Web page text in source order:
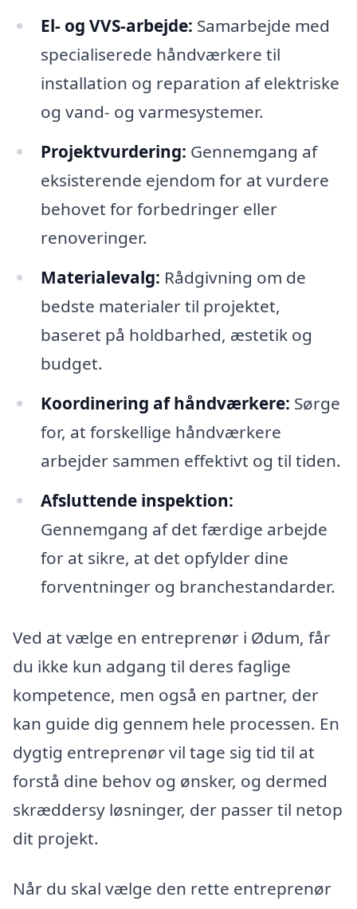
El- og VVS-arbejde: Samarbejde med
specialiserede håndværkere til
installation og reparation af elektriske
og vand- og varmesystemer.
Projektvurdering: Gennemgang af
eksisterende ejendom for at vurdere
behovet for forbedringer eller
renoveringer.
Materialevalg: Rådgivning om de
bedste materialer til projektet,
baseret på holdbarhed, æstetik og
budget.
Koordinering af håndværkere: Sørge
for, at forskellige håndværkere
arbejder sammen effektivt og til tiden.
Afsluttende inspektion:
Gennemgang af det færdige arbejde
for at sikre, at det opfylder dine
forventninger og branchestandarder.
Ved at vælge en entreprenør i Ødum, får
du ikke kun adgang til deres faglige
kompetence, men også en partner, der
kan guide dig gennem hele processen. En
dygtig entreprenør vil tage sig tid til at
forstå dine behov og ønsker, og dermed
skræddersy løsninger, der passer til netop
dit projekt.
Når du skal vælge den rette entreprenør